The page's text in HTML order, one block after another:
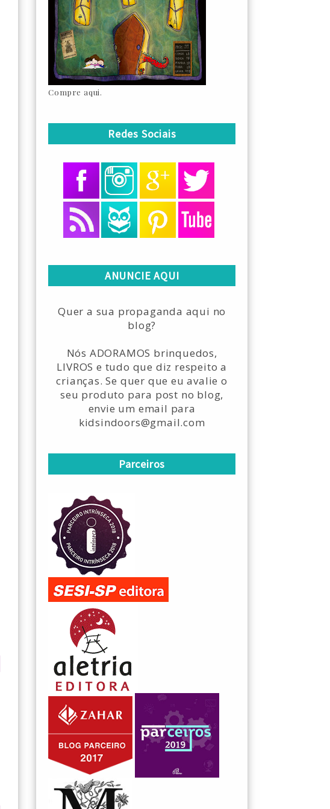
Compre aqui.
Redes Sociais
ANUNCIE AQUI
Quer a sua propaganda aqui no
blog?
Nós ADORAMOS brinquedos,
LIVROS e tudo que diz respeito a
crianças. Se quer que eu avalie o
seu produto para post no blog,
envie um email para
kidsindoors@gmail.com
Parceiros